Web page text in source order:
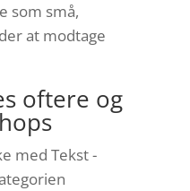
som små,
at modtage
oftere og
med Tekst -